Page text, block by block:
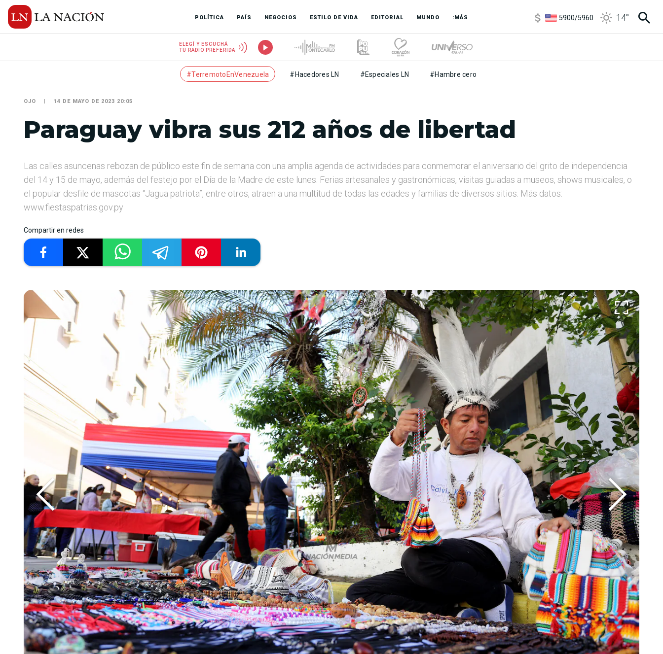
POLÍTICA PAÍS NEGOCIOS ESTILO DE VIDA EDITORIAL MUNDO :MÁS
1100/1160 14°
ELEGÍ Y ESCUCHÁ
TU RADIO PREFERIDA
#TerremotoEnVenezuela #Hacedores LN #Especiales LN #Hambre cero
OJO 14 DE MAYO DE 2023 20:05
Paraguay vibra sus 212 años de libertad
Las calles asuncenas rebozan de público este fin de semana con una amplia agenda de actividades para conmemorar el aniversario del grito de independencia
del 14 y 15 de mayo, además del festejo por el Día de la Madre de este lunes. Ferias artesanales y gastronómicas, visitas guiadas a museos, shows musicales, o
el popular desfile de mascotas “Jagua patriota”, entre otros, atraen a una multitud de todas las edades y familias de diversos sitios. Más datos:
www.fiestaspatrias.gov.py
Compartir en redes